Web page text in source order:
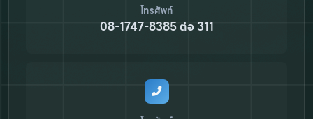
โทรศัพท์
08-1747-8385 ต่อ 311